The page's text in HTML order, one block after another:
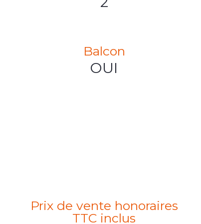
Balcon
OUI
Prix de vente honoraires
TTC inclus